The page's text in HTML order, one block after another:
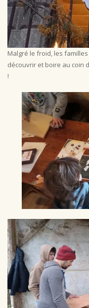
Malgré le froid, les
découvrir et boire au coin
!